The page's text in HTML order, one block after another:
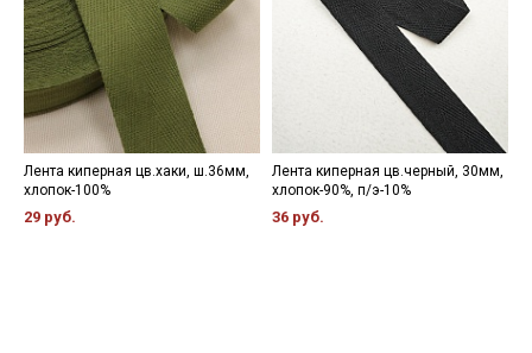
Лента киперная цв.хаки, ш.36мм,
хлопок-100%
29 руб.
Лента киперная цв.черный, 30мм,
хлопок-90%, п/э-10%
36 руб.